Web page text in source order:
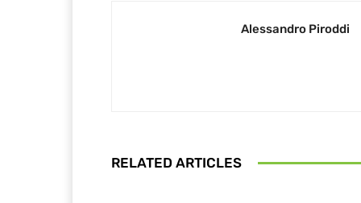
Alessandro Piroddi
RELATED ARTICLES